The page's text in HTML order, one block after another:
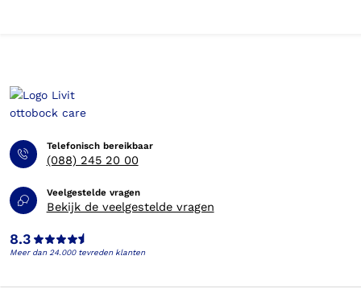
Telefonisch bereikbaar
(088) 245 20 00
Veelgestelde vragen
Bekijk de veelgestelde vragen
8.3
Meer dan 24.000 tevreden klanten